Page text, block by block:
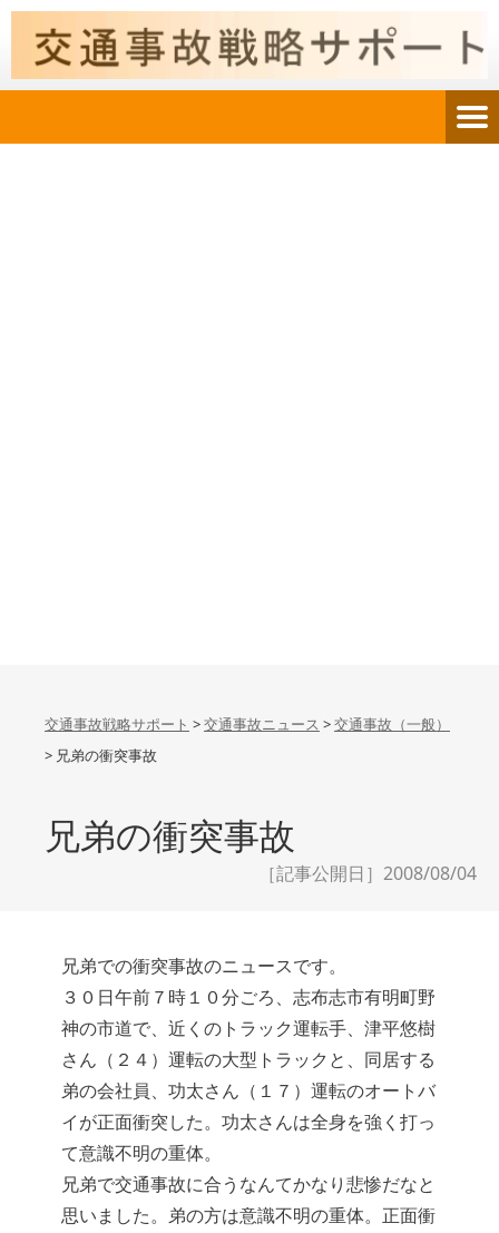
交通事故戦略サポート >交通事故ニュース >交通事故（一般）
> 兄弟の衝突事故
兄弟の衝突事故
［記事公開日］2008/08/04
兄弟での衝突事故のニュースです。
３０日午前７時１０分ごろ、志布志市有明町野
神の市道で、近くのトラック運転手、津平悠樹
さん（２４）運転の大型トラックと、同居する
弟の会社員、功太さん（１７）運転のオートバ
イが正面衝突した。功太さんは全身を強く打っ
て意識不明の重体。
兄弟で交通事故に合うなんてかなり悲惨だなと
思いました。弟の方は意識不明の重体。正面衝